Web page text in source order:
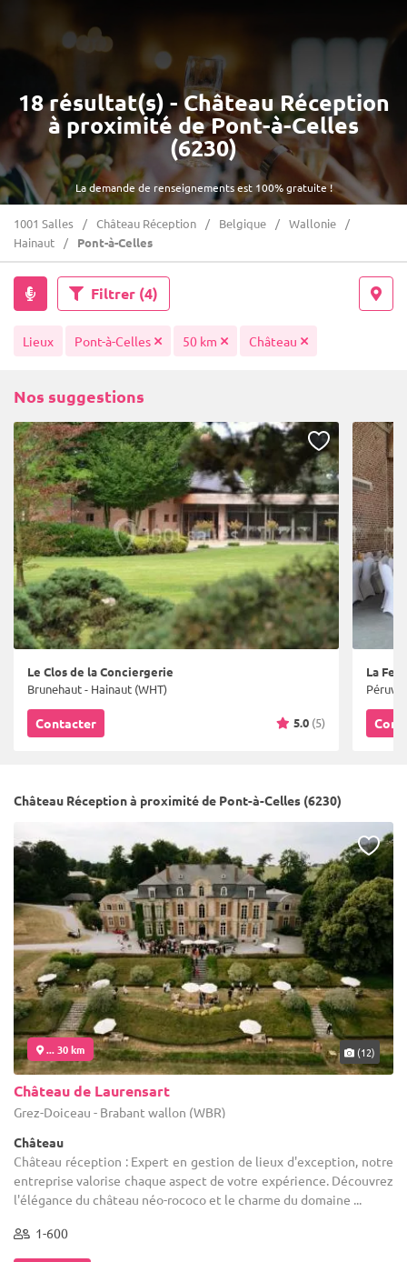
La demande de renseignements est 100% gratuite !
18 résultat(s) - Château Réception
à proximité de Pont-à-Celles
(6230)
1001 Salles Château Réception Belgique
Wallonie
Hainaut
Pont-à-Celles
Filtrer (4)
Lieux Pont-à-Celles 50 km Château
Nos suggestions
Le Clos de la Conciergerie
Brunehaut - Hainaut (WHT)
Contacter 5.0 (5)
La
Château Réception à proximité de Pont-à-Celles (6230)
... 30 km (12)
Château de Laurensart
Grez-Doiceau - Brabant wallon (WBR)
Château
Château réception : Expert en gestion de lieux d'exception, notre
entreprise valorise chaque aspect de votre expérience. Découvrez
l'élégance du château néo-rococo et le charme du domaine ...
1-600